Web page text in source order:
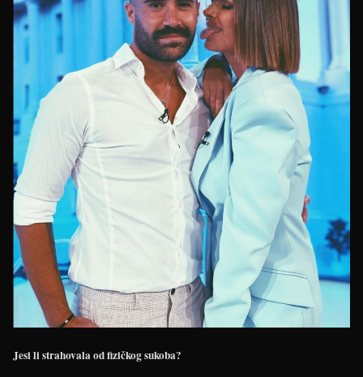
Jesi li strahovala od fizičkog sukoba?